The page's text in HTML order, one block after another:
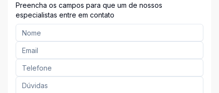
Preencha os campos para que um de nossos
especialistas entre em contato